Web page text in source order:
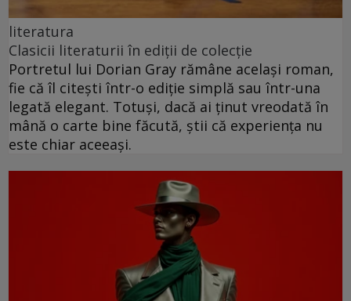
literatura
Clasicii literaturii în ediții de colecție
Portretul lui Dorian Gray rămâne același roman,
fie că îl citești într-o ediție simplă sau într-una
legată elegant. Totuși, dacă ai ținut vreodată în
mână o carte bine făcută, știi că experiența nu
este chiar aceeași.